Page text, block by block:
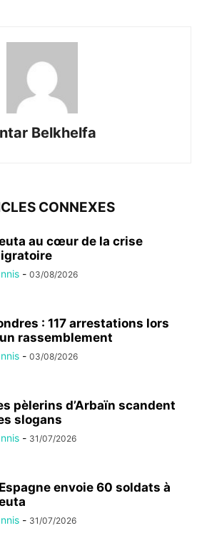
Belkhelfa
CONNEXES
au cœur de la crise
- 03/08/2026
: 117 arrestations lors
rassemblement
- 03/08/2026
pèlerins d’Arbaïn scandent
slogans
- 31/07/2026
envoie 60 soldats à
- 31/07/2026